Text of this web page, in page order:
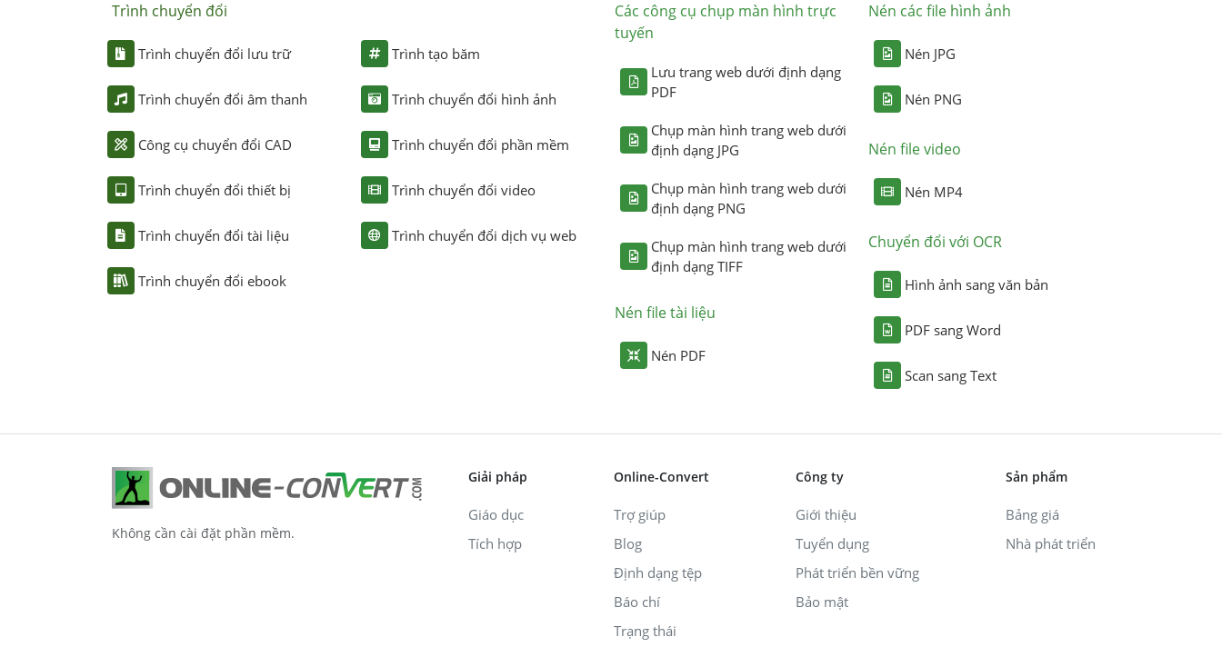
Trình chuyển đổi
Trình chuyển đổi lưu trữ
Trình chuyển đổi âm thanh
Công cụ chuyển đổi CAD
Trình chuyển đổi thiết bị
Trình chuyển đổi tài liệu
Trình chuyển đổi ebook
Trình tạo băm
Trình chuyển đổi hình ảnh
Trình chuyển đổi phần mềm
Trình chuyển đổi video
Trình chuyển đổi dịch vụ web
Các công cụ chụp màn hình trực
tuyến
Lưu trang web dưới định dạng
PDF
Chụp màn hình trang web dưới
định dạng JPG
Chụp màn hình trang web dưới
định dạng PNG
Chụp màn hình trang web dưới
định dạng TIFF
Nén file tài liệu
Nén PDF
Nén các file hình ảnh
Nén JPG
Nén PNG
Nén file video
Nén MP4
Chuyển đổi với OCR
Hình ảnh sang văn bản
PDF sang Word
Scan sang Text
Không cần cài đặt phần mềm.
Giải pháp
Giáo dục
Tích hợp
Online-Convert
Trợ giúp
Blog
Định dạng tệp
Báo chí
Trạng thái
Công ty
Giới thiệu
Tuyển dụng
Phát triển bền vững
Bảo mật
Sản phẩm
Bảng giá
Nhà phát triển